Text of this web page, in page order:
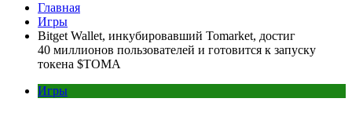
Главная
Игры
Bitget Wallet, инкубировавший Tomarket, достиг
40 миллионов пользователей и готовится к запуску
токена $TOMA
Игры